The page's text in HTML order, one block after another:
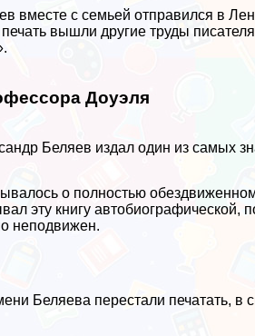
вместе с семьей отправился в
печать вышли другие труды
Доуэля
Беляев издал один из самых
о полностью
эту книгу
неподвижен.
Беляева перестали печатать, в